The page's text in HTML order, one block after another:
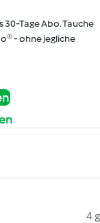
Tage Abo. Tauche
- ohne jegliche
4 g